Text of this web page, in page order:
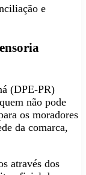
e
(DPE-PR)
não pode
os moradores
da comarca,
através dos